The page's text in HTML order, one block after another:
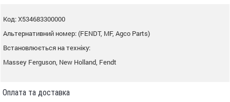
Код: X534683300000
Альтернативний номер: (FENDT, MF, Agco Parts)
Встановлюється на техніку:
Massey Ferguson, New Holland, Fendt
Оплата та доставка